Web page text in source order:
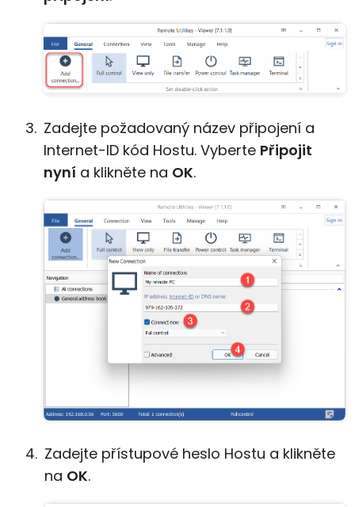
Zadejte požadovaný název připojení a
Internet-ID kód Hostu. Vyberte Připojit
nyní a klikněte na OK.
Zadejte přístupové heslo Hostu a klikněte
na OK.